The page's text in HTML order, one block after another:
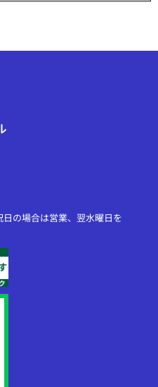
の場合は営業、翌水曜日を